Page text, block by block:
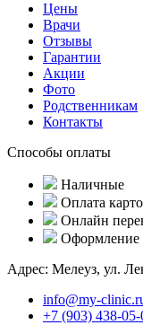
Цены
Врачи
Отзывы
Гарантии
Акции
Фото
Родственникам
Контакты
Способы оплаты
Наличные
Оплата
Онлайн
Оформление
Адрес: Мелеуз, ул.
info@my-
+7 (903) 438-05-